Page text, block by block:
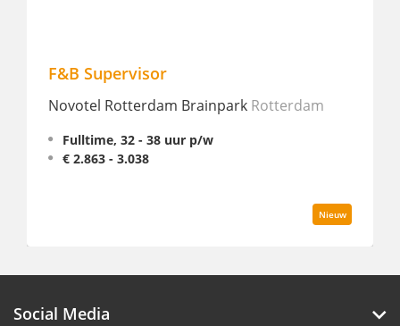
F&B Supervisor
Novotel Rotterdam BrainparkRotterdam
Fulltime, 32 - 38 uur p/w
€ 2.863 - 3.038
Social Media